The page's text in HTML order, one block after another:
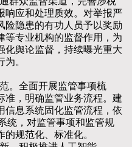
响应和处理质效。对举报严
险隐患的有功人员予以奖励
等专业机构的监督作用，为
化舆论监督，持续曝光重大
。
全面开展监管事项梳
准，明确监管业务流程。建
信息系统固化监管流程，依
统，对监管事项和监管规
规范化、标准化。